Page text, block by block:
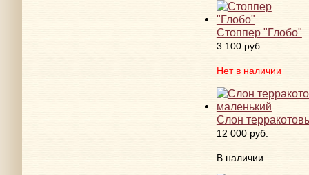
Стоппер "Глобо"
3 100 руб.
Нет в наличии
Слон
12 000 руб.
В наличии